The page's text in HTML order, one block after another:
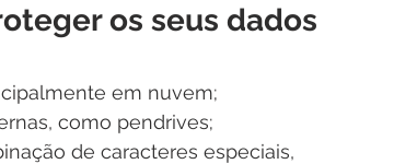
os seus dados
em nuvem;
como pendrives;
de caracteres especiais,